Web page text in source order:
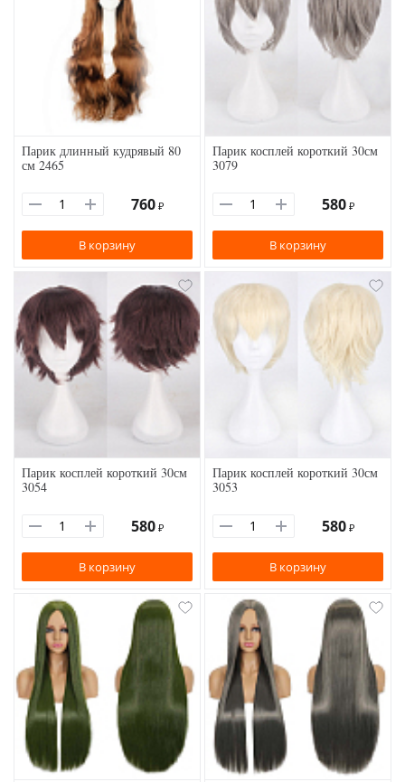
Парик длинный кудрявый 80
см 2465
760 ₽
В корзину
Парик косплей короткий 30см
3079
580 ₽
В корзину
Парик косплей короткий 30см
3054
580 ₽
В корзину
Парик косплей короткий 30см
3053
580 ₽
В корзину